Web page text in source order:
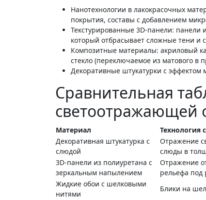
Нанотехнологии в лакокрасочных
покрытия, составы с добавлением
Текстурированные 3D-панели: панели
который отбрасывает сложные тени и
Композитные материалы: акриловый
стекло (переключаемое из матового в
Декоративные штукатурки с
Сравнительная
светоотражающей
Материал Технология
Декоративная штукатурка с
слюдой
Отражение
слюды в
3D-панели из полиуретана с
зеркальным напылением
Отражение
рельефа под
Жидкие обои с шелковыми
нитями
Блики на